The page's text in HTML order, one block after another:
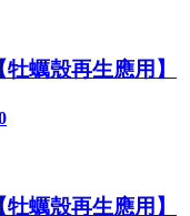
蠣殼再生應用】
蠣殼再生應用】